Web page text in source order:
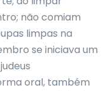
não comiam
limpas na
se iniciava um
oral, também